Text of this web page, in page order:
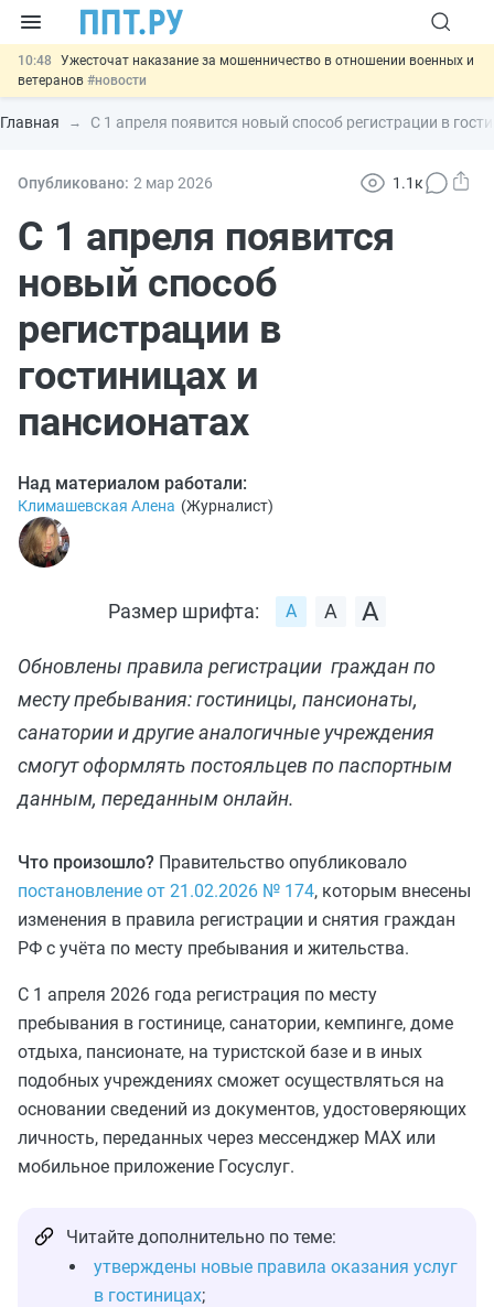
10:48
Ужесточат наказание за мошенничество в отношении военных и
ветеранов #новости
10:00 Введут маркировку и идентификацию игроков в видеоиграх
#новости
00:01
7 августа: важные документы, вступающие в силу сегодня
11:31
отношений#новости
Главная С 1 апреля появится новый способ регистрации в
Опубликовано: 2 мар 2026 1.1к
С 1 апреля появится
новый способ
регистрации в
гостиницах и
пансионатах
Над материалом работали:
Климашевская Алена (Журналист)
Размер шрифта:
Обновлены правила регистрации граждан по
месту пребывания: гостиницы, пансионаты,
санатории и другие аналогичные учреждения
смогут оформлять постояльцев по паспортным
данным, переданным онлайн.
Что произошло? Правительство опубликовало
постановление от 21.02.2026 № 174, которым внесены
изменения в правила регистрации и снятия граждан
РФ с учёта по месту пребывания и жительства.
С 1 апреля 2026 года регистрация по месту
пребывания в гостинице, санатории, кемпинге, доме
отдыха, пансионате, на туристской базе и в иных
подобных учреждениях сможет осуществляться на
основании сведений из документов, удостоверяющих
личность, переданных через мессенджер MAX или
мобильное приложение Госуслуг.
Читайте дополнительно по теме:
утверждены новые правила оказания услуг
в гостиницах;